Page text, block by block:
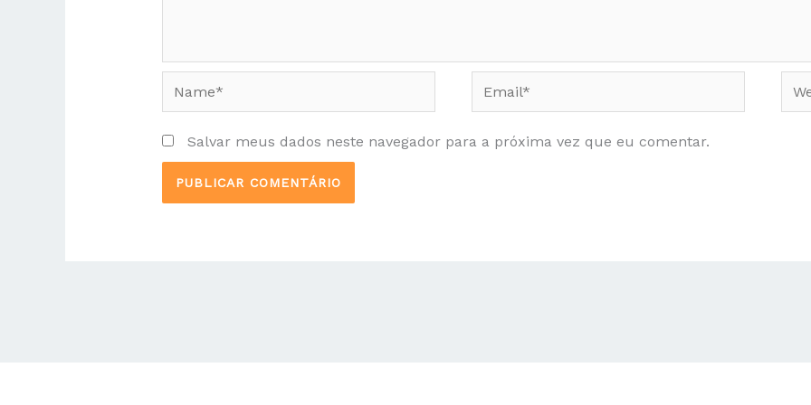
Name* Email*
Salvar meus dados neste navegador para a próxima vez que eu comentar.